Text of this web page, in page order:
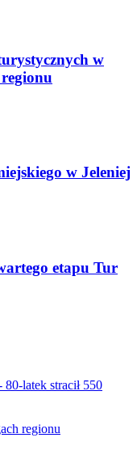
w
w Jeleniej
etapu Tur
latek stracił 550
regionu